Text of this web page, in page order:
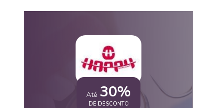
Até 30%
DE DESCONTO